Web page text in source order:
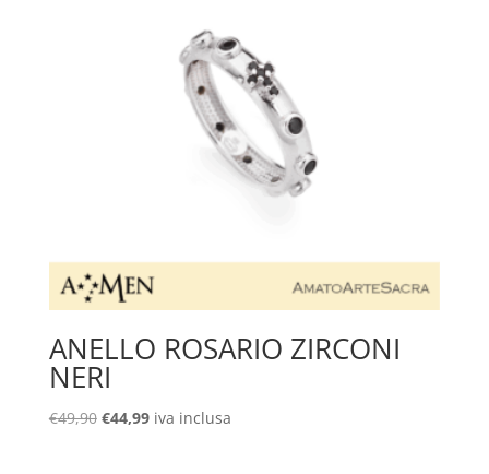
ANELLO ROSARIO ZIRCONI
NERI
€49,90 Il
€44,99Iliva inclusa